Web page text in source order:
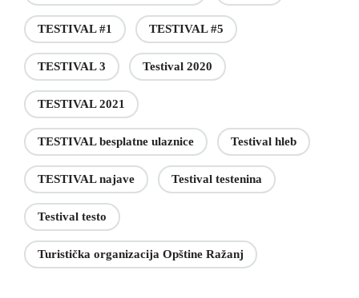
TESTIVAL #1 TESTIVAL #5
TESTIVAL 3 Testival 2020
TESTIVAL 2021
TESTIVAL besplatne ulaznice Testival hleb
TESTIVAL najave Testival testenina
Testival testo
Turistička organizacija Opštine Ražanj